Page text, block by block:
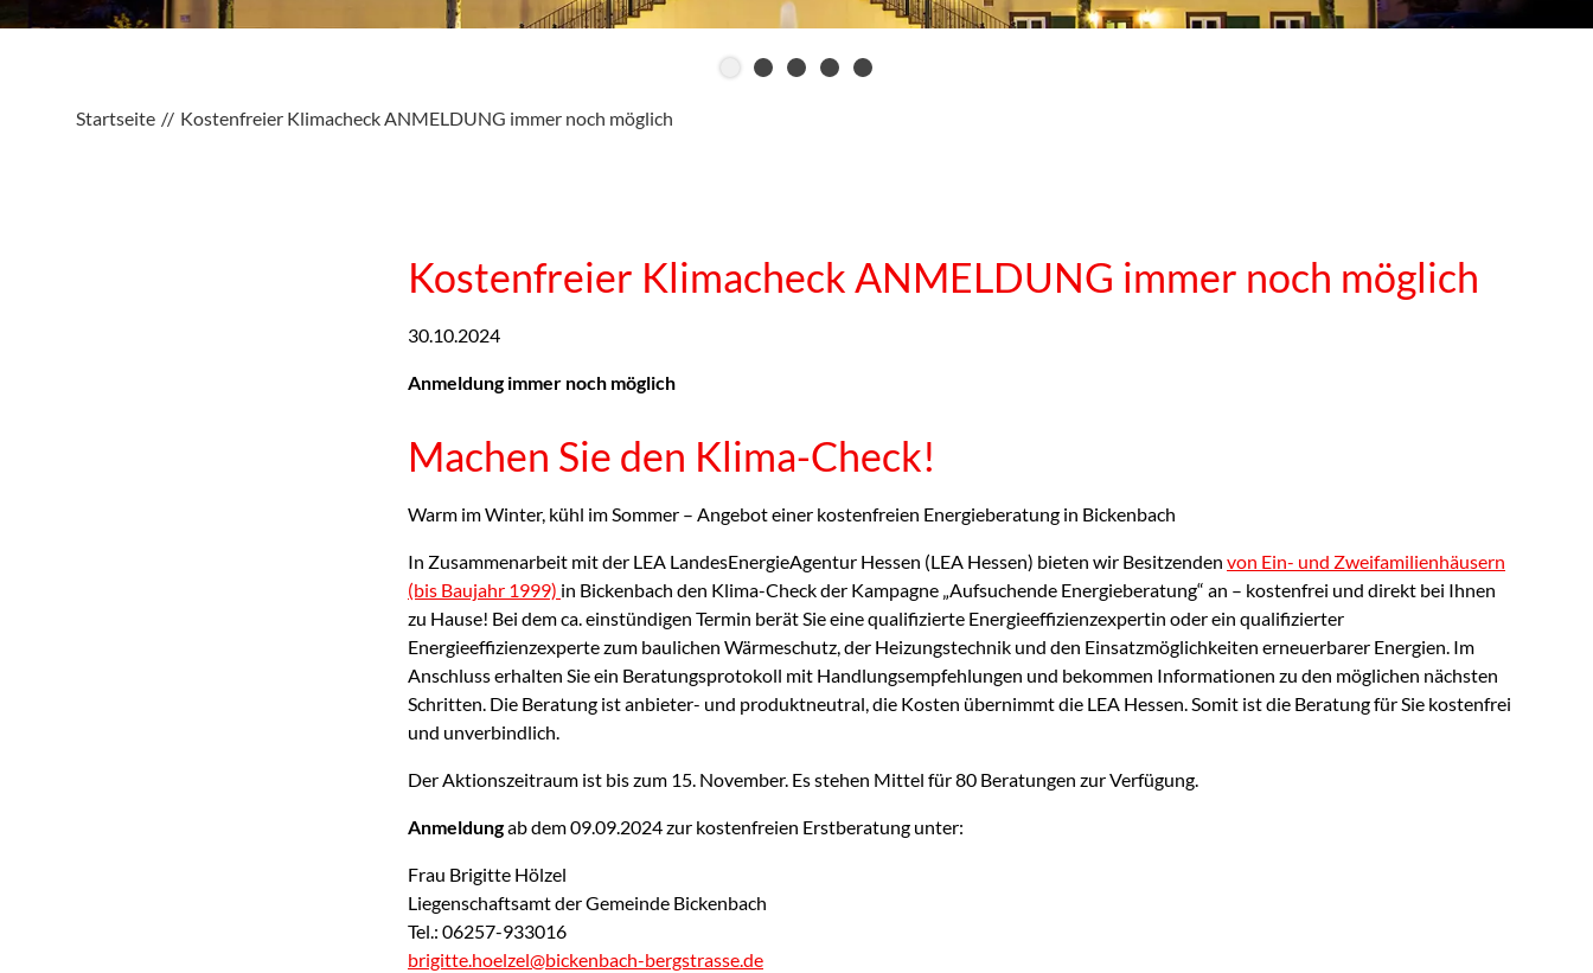
Startseite Kostenfreier Klimacheck ANMELDUNG immer noch möglich
Kostenfreier Klimacheck ANMELDUNG immer noch möglich
30.10.2024
Anmeldung immer noch möglich
Machen Sie den Klima-Check!
Warm im Winter, kühl im Sommer – Angebot einer kostenfreien Energieberatung in Bickenbach
In Zusammenarbeit mit der LEA LandesEnergieAgentur Hessen (LEA Hessen) bieten wir Besitzenden von Ein- und Zweifamilienhäusern
(bis Baujahr 1999) in Bickenbach den Klima-Check der Kampagne „Aufsuchende Energieberatung“ an – kostenfrei und direkt bei Ihnen
zu Hause! Bei dem ca. einstündigen Termin berät Sie eine qualifizierte Energieeffizienzexpertin oder ein qualifizierter
Energieeffizienzexperte zum baulichen Wärmeschutz, der Heizungstechnik und den Einsatzmöglichkeiten erneuerbarer Energien. Im
Anschluss erhalten Sie ein Beratungsprotokoll mit Handlungsempfehlungen und bekommen Informationen zu den möglichen nächsten
Schritten. Die Beratung ist anbieter- und produktneutral, die Kosten übernimmt die LEA Hessen. Somit ist die Beratung für Sie kostenfrei
und unverbindlich.
Der Aktionszeitraum ist bis zum 15. November. Es stehen Mittel für 80 Beratungen zur Verfügung.
Anmeldungab dem 09.09.2024 zur kostenfreien Erstberatung unter:
Frau Brigitte Hölzel
Liegenschaftsamt der Gemeinde Bickenbach
Tel.: 06257-933016
brigitte.hoelzel@bickenbach-bergstrasse.de